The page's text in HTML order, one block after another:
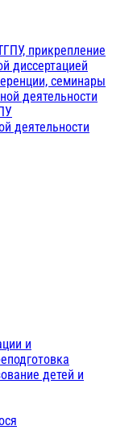
прикрепление
диссертацией
семинары
деятельности
деятельности
и
детей и